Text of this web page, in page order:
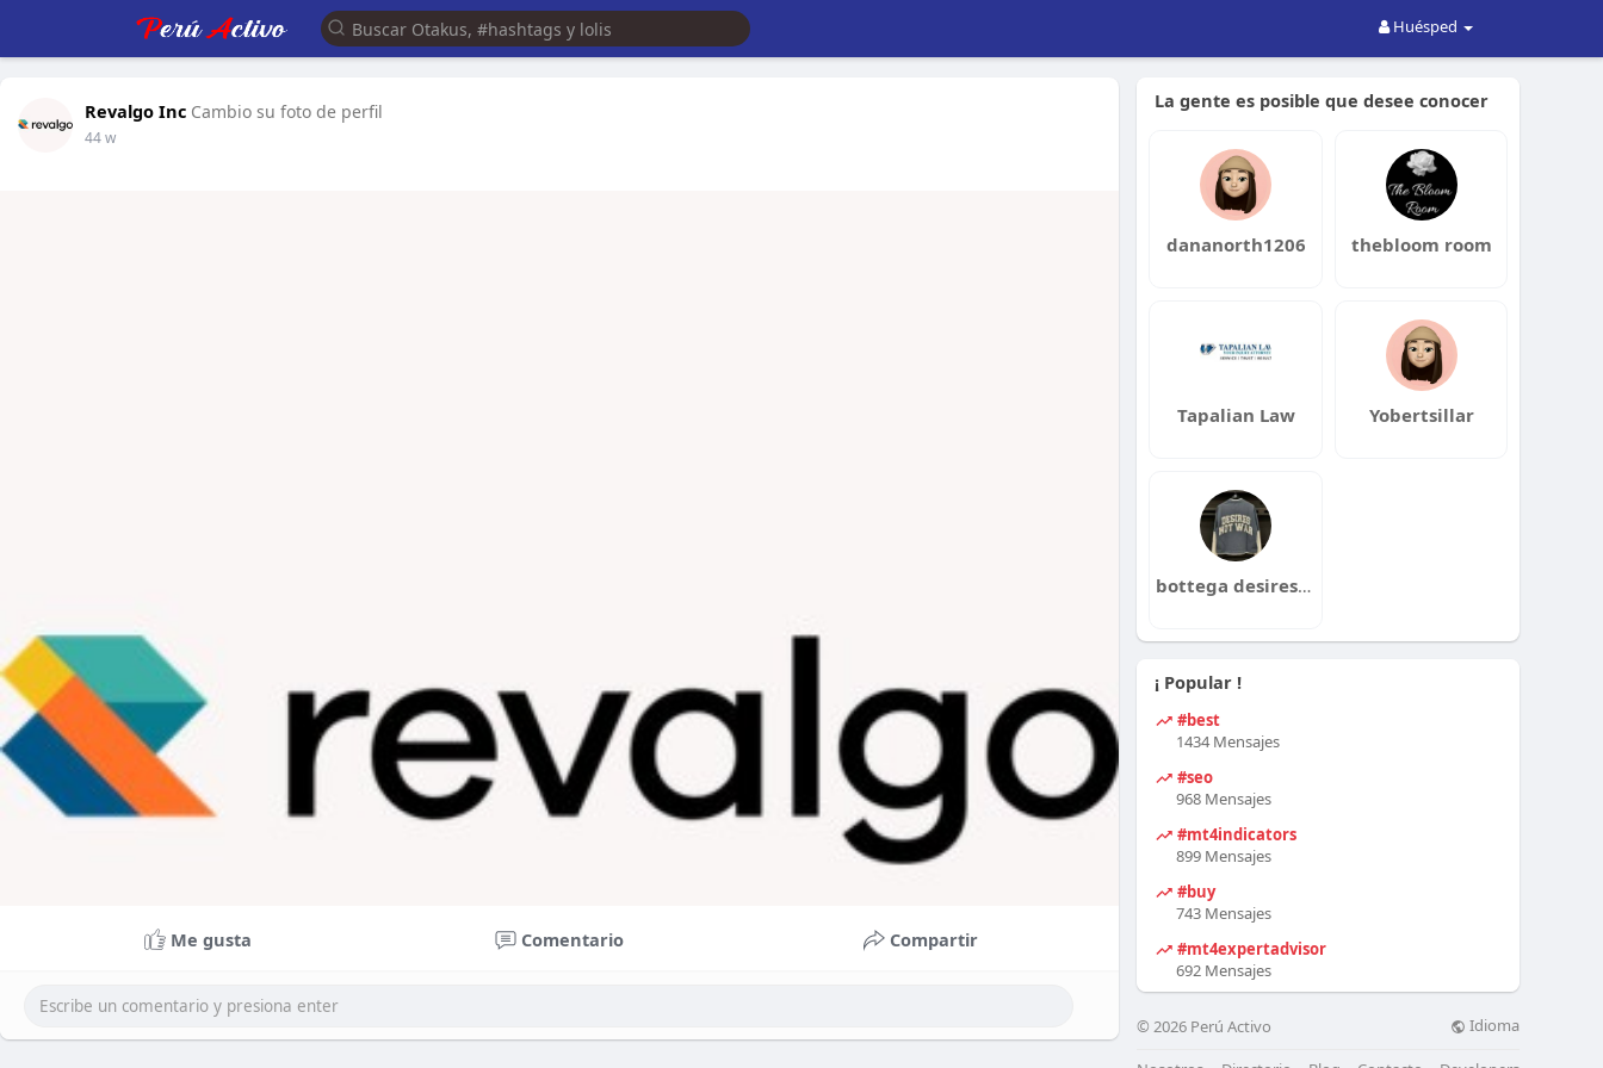
Huésped
Revalgo Inc Cambio su foto de perfil
44 w
Me gusta Comentario Compartir
La gente es posible que desee conocer
dananorth1206 thebloom room
Tapalian Law Yobertsillar
bottega desiresco
¡ Popular !
#best
1434 Mensajes
#seo
968 Mensajes
#mt4indicators
899 Mensajes
#buy
743 Mensajes
#mt4expertadvisor
692 Mensajes
© 2026 Perú Activo Idioma